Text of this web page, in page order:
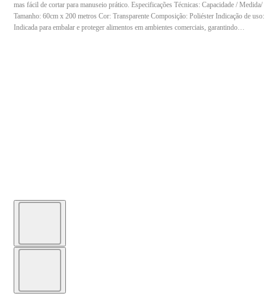
mas fácil de cortar para manuseio prático. Especificações Técnicas: Capacidade / Medida/
Tamanho: 60cm x 200 metros Cor: Transparente Composição: Poliéster Indicação de uso:
Indicada para embalar e proteger alimentos em ambientes comerciais, garantindo